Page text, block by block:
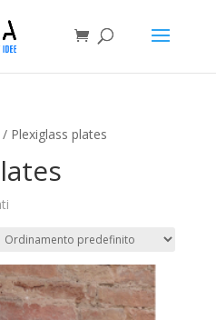
/ Plexiglass plates